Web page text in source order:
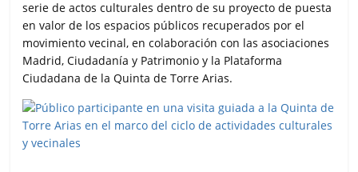
serie de actos culturales dentro de su proyecto de puesta
en valor de los espacios públicos recuperados por el
movimiento vecinal, en colaboración con las asociaciones
Madrid, Ciudadanía y Patrimonio y la Plataforma
Ciudadana de la Quinta de Torre Arias.